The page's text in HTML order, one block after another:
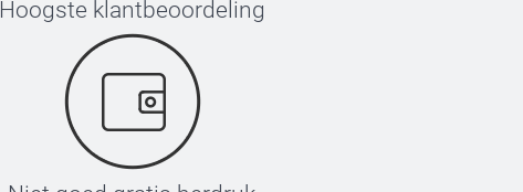
Hoogste klantbeoordeling